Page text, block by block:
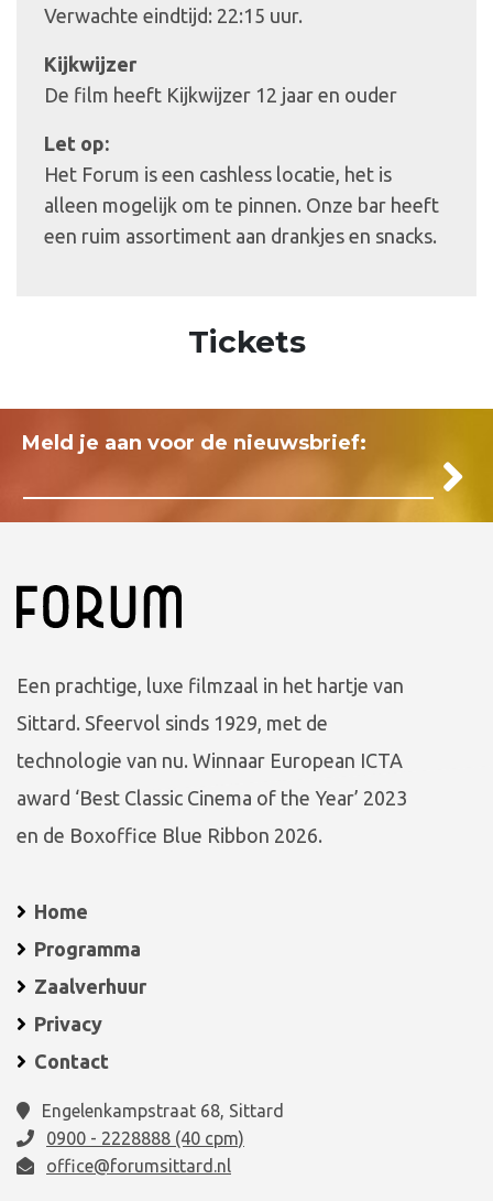
Verwachte eindtijd: 22:15 uur.
Kijkwijzer
De film heeft Kijkwijzer 12 jaar en ouder
Let op:
Het Forum is een cashless locatie, het is
alleen mogelijk om te pinnen. Onze bar heeft
een ruim assortiment aan drankjes en snacks.
Tickets
Meld je aan voor de nieuwsbrief:
Een prachtige, luxe filmzaal in het hartje van
Sittard. Sfeervol sinds 1929, met de
technologie van nu. Winnaar European ICTA
award ‘Best Classic Cinema of the Year’ 2023
en de Boxoffice Blue Ribbon 2026.
Home
Programma
Zaalverhuur
Privacy
Contact
Engelenkampstraat 68, Sittard
0900 - 2228888 (40 cpm)
office@forumsittard.nl